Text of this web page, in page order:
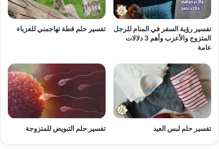
تفسير رؤية السفر في المنام للرجل
المتزوج والأعزب وأهم 3 دلالات
عامة
تفسير حلم قطة تهاجمني للعزباء
تفسير حلم لبس العيد تفسير حلم التبويض للمتزوجة